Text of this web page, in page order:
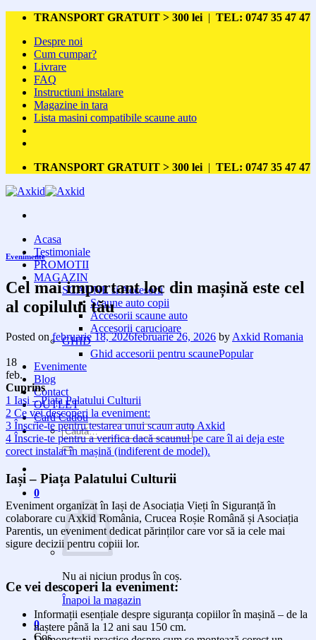
Skip
content
TRANSPORT GRATUIT > 300 lei | TEL: 0747 35 47 47
Despre noi
Cum cumpar?
Livrare
FAQ
Instructiuni instalare
Magazine in tara
Lista masini compatibile scaune auto
TRANSPORT GRATUIT > 300 lei | TEL: 0747 35 47 47
Acasa
Testimoniale
PROMOTII
MAGAZIN
SCAUNE si Accesorii
Scaune auto copii
Accesorii scaune auto
Accesorii carucioare
GHID
Ghid accesorii pentru scaune
Evenimente
Blog
Contact
OUTLET
Card Cadou
Caută
după:
0
Nu ai niciun produs în coș.
Înapoi la magazin
0
Coș
Evenimente
Cel mai important loc din mașină este cel
al copilului tău
Posted onfebruarie 18, 2026februarie 26, 2026 by Axkid Romania
18
feb.
Cuprins
1 Iași – Piața Palatului Culturii
2 Ce vei descoperi la eveniment:⁣
3 Înscrie-te pentru testarea unui scaun auto Axkid
4 Înscrie-te pentru a verifica dacă scaunul pe care îl ai deja este
corect instalat în mașină (indiferent de model).
Iași – Piața Palatului Culturii
Eveniment organizat în Iași de Asociația Vieți în Siguranță în
colaborare cu Axkid România, Crucea Roșie Română și Asociația
Parentis, un eveniment dedicat părinților care vor să ia cele mai
sigure decizii pentru copiii lor.⁣
Ce vei descoperi la eveniment:⁣
Informații esențiale despre siguranța copiilor în mașină – de la
naștere până la 12 ani sau 150 cm.⁣